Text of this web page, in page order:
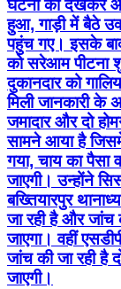
घटना को देखकर
हुआ, गाड़ी में बैठे
पहुंच गए। इसके
को सरेआम पीटना
दुकानदार को
मिली जानकारी के
जमादार और दो
सामने आया है
गया, चाय का पैसा
जाएगी। उन्होंने
बख्तियारपुर
जा रही है और जांच
जाएगा। वहीं
जांच की जा रही है
जाएगी।